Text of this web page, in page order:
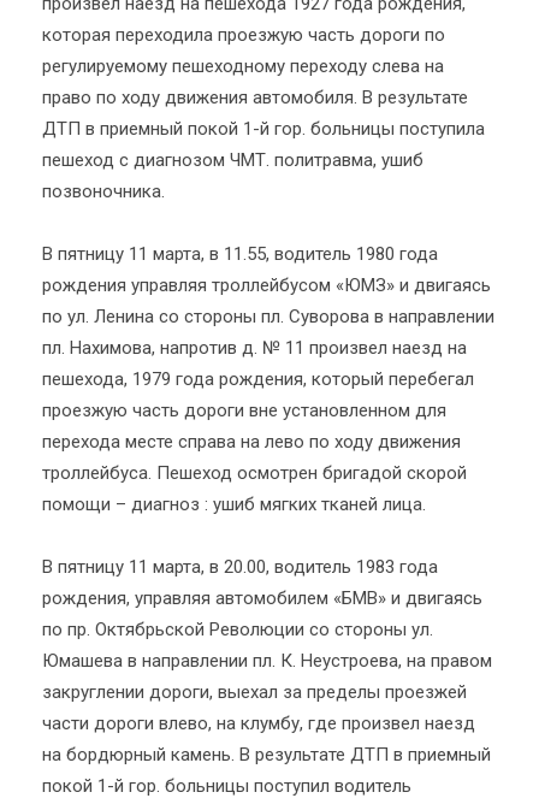
которая переходила проезжую часть дороги по
регулируемому пешеходному переходу слева на
право по ходу движения автомобиля. В результате
ДТП в приемный покой 1-й гор. больницы поступила
пешеход с диагнозом ЧМТ. политравма, ушиб
позвоночника.
В пятницу 11 марта, в 11.55, водитель 1980 года
рождения управляя троллейбусом «ЮМЗ» и двигаясь
по ул. Ленина со стороны пл. Суворова в направлении
пл. Нахимова, напротив д. № 11 произвел наезд на
пешехода, 1979 года рождения, который перебегал
проезжую часть дороги вне установленном для
перехода месте справа на лево по ходу движения
троллейбуса. Пешеход осмотрен бригадой скорой
помощи – диагноз : ушиб мягких тканей лица.
В пятницу 11 марта, в 20.00, водитель 1983 года
рождения, управляя автомобилем «БМВ» и двигаясь
по пр. Октябрьской Революции со стороны ул.
Юмашева в направлении пл. К. Неустроева, на правом
закруглении дороги, выехал за пределы проезжей
части дороги влево, на клумбу, где произвел наезд
на бордюрный камень. В результате ДТП в приемный
покой 1-й гор. больницы поступил водитель